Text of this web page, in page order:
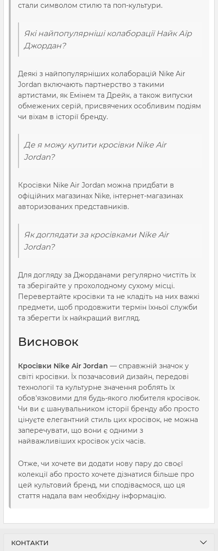
стали символом стилю та поп-культури.
Які найпопулярніші колаборації Найк Аїр
Джордан?
Деякі з найпопулярніших колаборацій Nike Air
Jordan включають партнерство з такими
артистами, як Емінем та Дрейк, а також випуски
обмежених серій, присвячених особливим подіям
чи віхам в історії бренду.
Де я можу купити кросівки Nike Air
Jordan?
Кросівки Nike Air Jordan можна придбати в
офіційних магазинах Nike, інтернет-магазинах
авторизованих представників.
Як доглядати за кросівками Nike Air
Jordan?
Для догляду за Джорданами регулярно чистіть їх
та зберігайте у прохолодному сухому місці.
Перевертайте кросівки та не кладіть на них важкі
предмети, щоб продовжити термін їхньої служби
та зберегти їх найкращий вигляд.
Висновок
Кросівки Nike Air Jordan — справжній значок у
світі кросівки. Їх позачасовий дизайн, передові
технології та культурне значення роблять їх
обов'язковими для будь-якого любителя кросівок.
Чи ви є шанувальником історії бренду або просто
цінуєте елегантний стиль цих кросівок, не можна
заперечувати, що вони є одними з
найважливіших кросівок усіх часів.
Отже, чи хочете ви додати нову пару до своєї
колекції або просто хочете дізнатися більше про
цей культовий бренд, ми сподіваємося, що ця
стаття надала вам необхідну інформацію.
КОНТАКТИ